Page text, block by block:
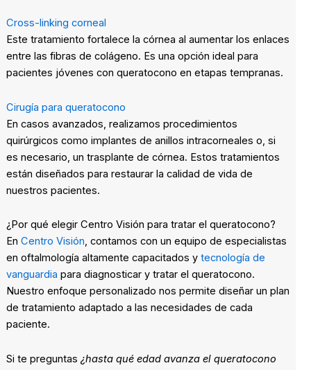
Cross-linking corneal
Este tratamiento fortalece la córnea al aumentar los enlaces
entre las fibras de colágeno. Es una opción ideal para
pacientes jóvenes con queratocono en etapas tempranas.
Cirugía para queratocono
En casos avanzados, realizamos procedimientos
quirúrgicos como implantes de anillos intracorneales o, si
es necesario, un trasplante de córnea. Estos tratamientos
están diseñados para restaurar la calidad de vida de
nuestros pacientes.
¿Por qué elegir Centro Visión para tratar el queratocono?
En Centro Visión, contamos con un equipo de especialistas
en oftalmología altamente capacitados y tecnología de
vanguardia para diagnosticar y tratar el queratocono.
Nuestro enfoque personalizado nos permite diseñar un plan
de tratamiento adaptado a las necesidades de cada
paciente.
Si te preguntas ¿hasta qué edad avanza el queratocono